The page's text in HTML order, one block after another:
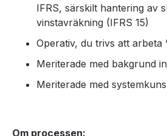
IFRS, särskilt hantering av
vinstavräkning (IFRS 15)
Operativ, du trivs att arbeta
Meriterade med bakgrund
Meriterade med
Om processen: